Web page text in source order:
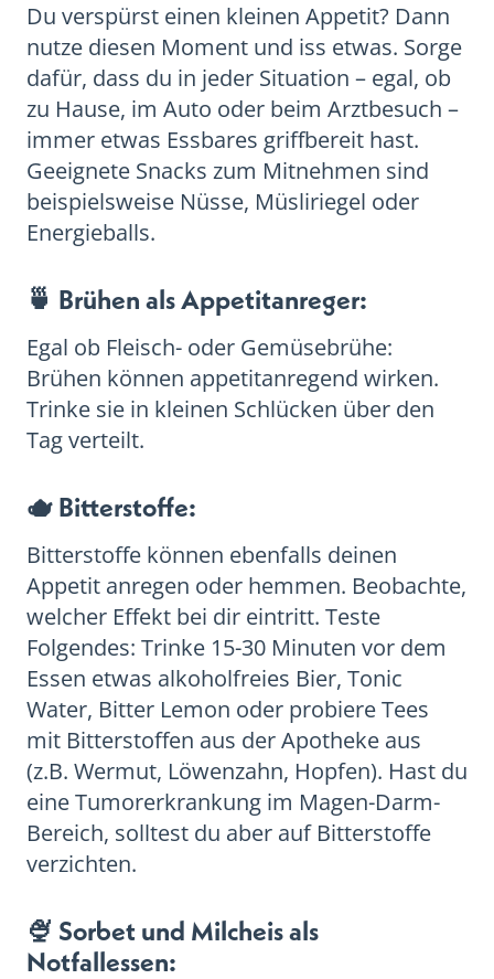
Du verspürst einen kleinen Appetit? Dann
nutze diesen Moment und iss etwas. Sorge
dafür, dass du in jeder Situation – egal, ob
zu Hause, im Auto oder beim Arztbesuch –
immer etwas Essbares griffbereit hast.
Geeignete Snacks zum Mitnehmen sind
beispielsweise Nüsse, Müsliriegel oder
Energieballs.
🍵 Brühen als Appetitanreger:
Egal ob Fleisch- oder Gemüsebrühe:
Brühen können appetitanregend wirken.
Trinke sie in kleinen Schlücken über den
Tag verteilt.
🫖 Bitterstoffe:
Bitterstoffe können ebenfalls deinen
Appetit anregen oder hemmen. Beobachte,
welcher Effekt bei dir eintritt. Teste
Folgendes: Trinke 15-30 Minuten vor dem
Essen etwas alkoholfreies Bier, Tonic
Water, Bitter Lemon oder probiere Tees
mit Bitterstoffen aus der Apotheke aus
(z.B. Wermut, Löwenzahn, Hopfen). Hast du
eine Tumorerkrankung im Magen-Darm-
Bereich, solltest du aber auf Bitterstoffe
verzichten.
🍨 Sorbet und Milcheis als
Notfallessen: